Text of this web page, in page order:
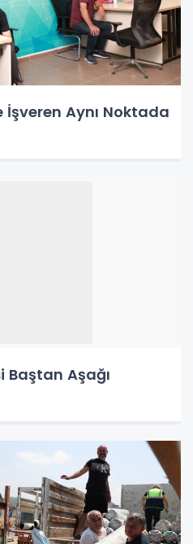
İşveren Aynı Noktada
Baştan Aşağı